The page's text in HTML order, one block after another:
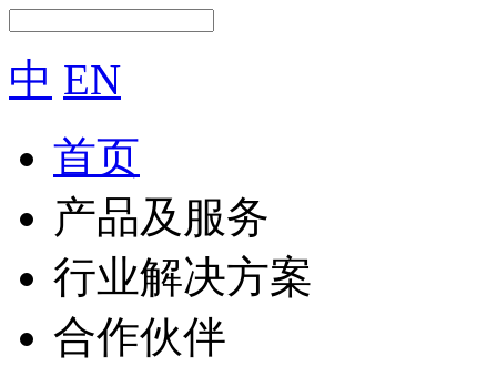
中 EN
首页
产品及服务
行业解决方案
合作伙伴